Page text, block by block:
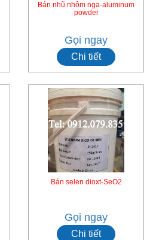
Bán nhũ nhôm nga-aluminum
powder
Gọi ngay
Chi tiết
Bán selen dioxt-SeO2
Gọi ngay
Chi tiết